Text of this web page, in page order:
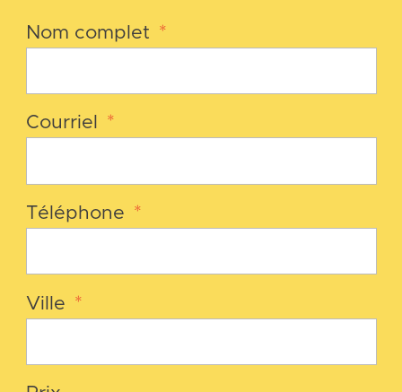
Nom complet *
Courriel *
Téléphone *
Ville *